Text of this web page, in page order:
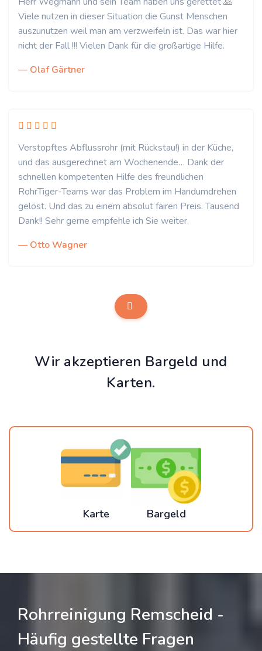
Viele nutzen in dieser Situation die Gunst Menschen
auszunutzen weil man am verzweifeln ist. Das war hier
nicht der Fall !!! Vielen Dank für die großartige Hilfe.
— Olaf Gärtner
Verstopftes Abflussrohr (mit Rückstau!) in der Küche,
und das ausgerechnet am Wochenende… Dank der
schnellen kompetenten Hilfe des freundlichen
RohrTiger-Teams war das Problem im Handumdrehen
gelöst. Und das zu einem absolut fairen Preis. Tausend
Dank!! Sehr gerne empfehle ich Sie weiter.
— Otto Wagner
Wir akzeptieren Bargeld und
Karten.
Karte Bargeld
Rohrreinigung Remscheid -
Häufig gestellte Fragen